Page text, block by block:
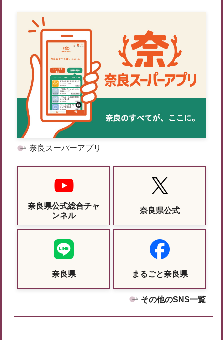
奈良スーパーアプリ
奈良県公式総合チャ
ンネル
奈良県公式
奈良県 まるごと奈良県
その他のSNS一覧